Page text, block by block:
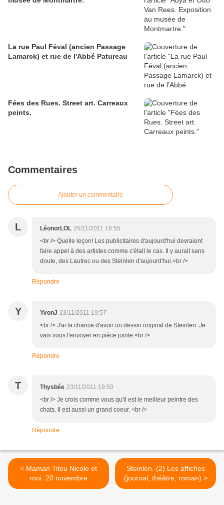
La rue Paul Féval (ancien Passage
Lamarck) et rue de l'Abbé Patureau
Fées des Rues. Street art. Carreaux
peints.
Commentaires
Ajouter un commentaire
L LéonorLOL 25/11/2011 18:55
<br /> Quelle leçon! Les publicitaires d'aujourd'hui devraient
faire appel à des artistes comme c'était le cas. Il y aurait sans
doute, des Lautrec ou des Steinlen d'aujourd'hui.<br />
Répondre
Y YvonJ 23/11/2011 19:57
<br /> J'ai la chance d'avoir un dessin original de Steinlen. Je
vais vous l'envoyer en pièce jointe.<br />
Répondre
T Thysbée 23/11/2011 19:50
<br /> Je crois comme vous qu'il est le meilleur peintre des
chats. Il est aussi un grand coeur. <br />
Répondre
< Maman Titou Nicole et
moi. 20 novembre
Steinlen. (2) Les affiches
(journal, théâtre, roman) >